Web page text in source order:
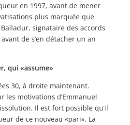
en 1997, avant de mener
plus marquée que
signataire des accords
de s’en détacher un an
qui «assume»
30, à droite maintenant.
les motivations d’Emmanuel
Il est fort possible qu’il
de ce nouveau «pari». La